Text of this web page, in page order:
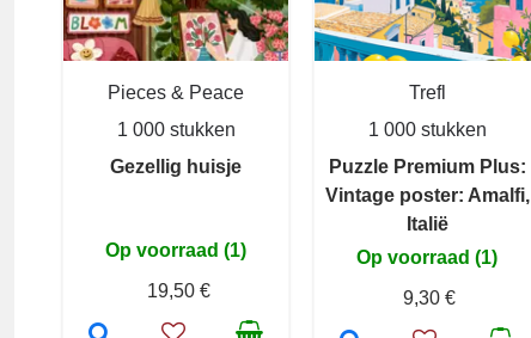
Pieces & Peace
1 000 stukken
Gezellig huisje
Op voorraad (1)
19,50 €
Trefl
1 000 stukken
Puzzle Premium Plus:
Vintage poster: Amalfi,
Italië
Op voorraad (1)
9,30 €